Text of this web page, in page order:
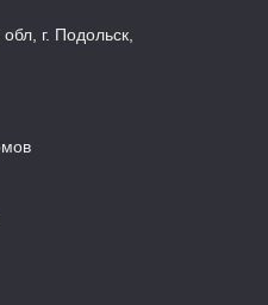
г. Подольск,